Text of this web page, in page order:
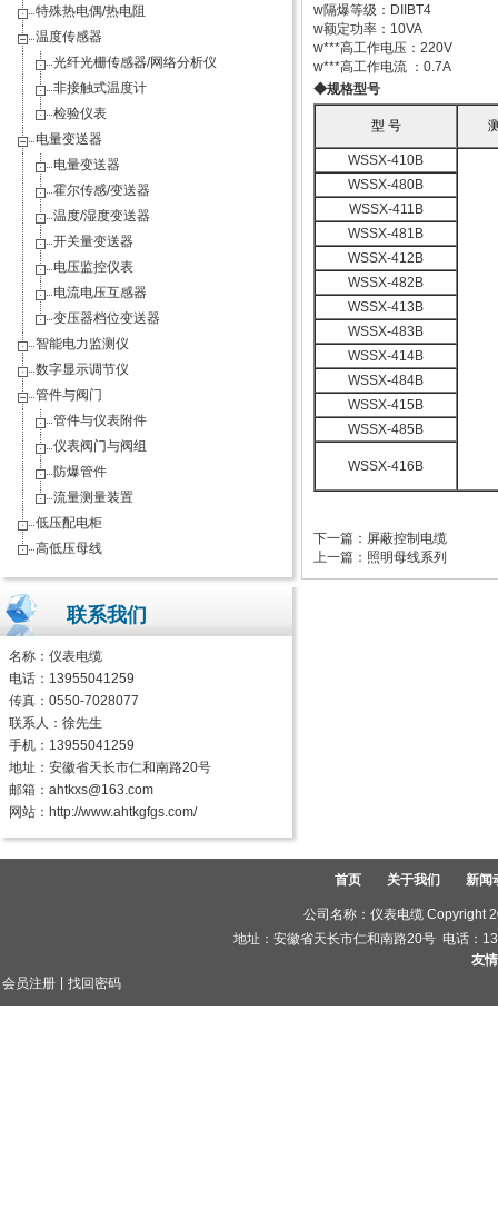
w隔爆等级：DIIBT4
w额定功率：10VA
w***高工作电压：220V
w***高工作电流 ：0.7A
◆规格型号
型 号
WSSX-410B
WSSX-480B
WSSX-411B
WSSX-481B
WSSX-412B
WSSX-482B
WSSX-413B
WSSX-483B
WSSX-414B
WSSX-484B
WSSX-415B
WSSX-485B
WSSX-416B
下一篇： 屏蔽控制电缆
上一篇： 照明母线系列
特殊热电偶/热电阻
温度传感器
光纤光栅传感器/网络分析仪
非接触式温度计
检验仪表
电量变送器
电量变送器
霍尔传感/变送器
温度/湿度变送器
开关量变送器
电压监控仪表
电流电压互感器
变压器档位变送器
智能电力监测仪
数字显示调节仪
管件与阀门
管件与仪表附件
仪表阀门与阀组
防爆管件
流量测量装置
低压配电柜
高低压母线
联系我们
名称： 仪表电缆
电话：13955041259
传真：0550-7028077
联系人：徐先生
手机：13955041259
地址：安徽省天长市仁和南路20号
邮箱：ahtkxs@163.com
网站： http://www.ahtkgfgs.com/
首页 关于我们 新闻
公司名称：仪表电缆 Copyright
地址：安徽省天长市仁和南路20号 电话：
友
会员注册
找回密码